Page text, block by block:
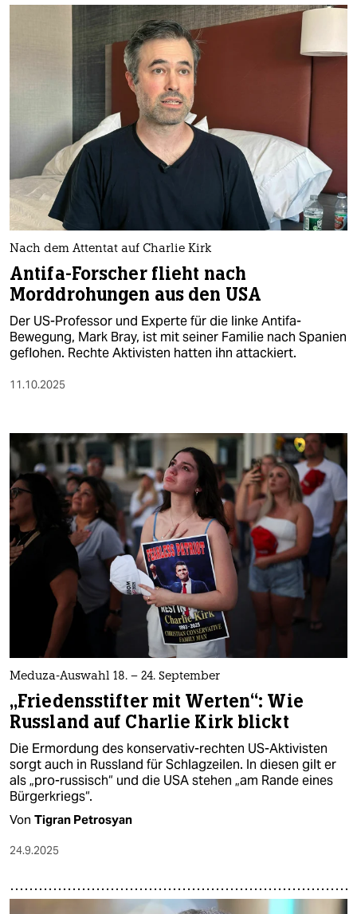
Nach dem Attentat auf Charlie Kirk
Antifa-Forscher flieht nach
Morddrohungen aus den USA
Der US-Professor und Experte für die linke Antifa-
Bewegung, Mark Bray, ist mit seiner Familie nach Spanien
geflohen. Rechte Aktivisten hatten ihn attackiert.
11.10.2025
Meduza-Auswahl 18. – 24. September
„Friedensstifter mit Werten“: Wie
Russland auf Charlie Kirk blickt
Die Ermordung des konservativ-rechten US-Aktivisten
sorgt auch in Russland für Schlagzeilen. In diesen gilt er
als „pro-russisch“ und die USA stehen „am Rande eines
Bürgerkriegs“.
Von Tigran Petrosyan
24.9.2025